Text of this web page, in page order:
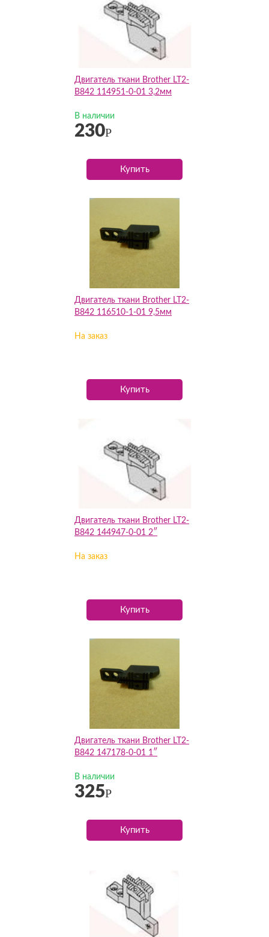
Двигатель ткани Brother LT2-
B842 114951-0-01 3,2мм
В наличии
230Р
Купить
Двигатель ткани Brother LT2-
B842 116510-1-01 9,5мм
На заказ
Купить
Двигатель ткани Brother LT2-
B842 144947-0-01 2″
На заказ
Купить
Двигатель ткани Brother LT2-
B842 147178-0-01 1″
В наличии
325Р
Купить